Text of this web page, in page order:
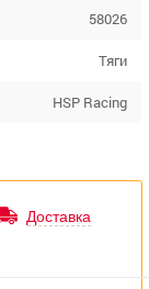
58026
Тяги
HSP Racing
Доставка